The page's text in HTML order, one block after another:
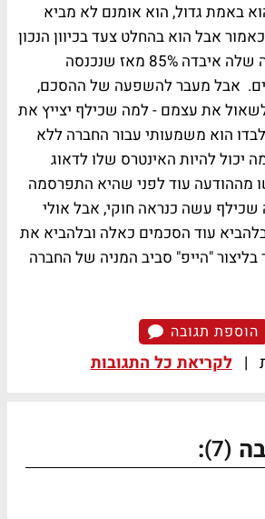
באמת גדול, הוא אומנם לא מביא
אבל הוא בהחלט צעד בכיוון הנכון
עבור החברה שהמניה שלה איבדה 85% מאז שנכנסה
לפני 3 שנים. אבל מעבר להשפעה של ההסכם,
את עצמם - למה שכילף יצייץ את
הוא משמעותי עבור החברה ללא
יכול להיות האינטרס שלו לדאוג
מההודעה עוד לפני שהיא התפרסמה
שכילף עשה כנראה חוקי, אבל אולי
עוד הסכמים כאלה ובלהביא את
"הייפ" סביב המניה של החברה
הוספת תגובה
| לקריאת כל התגובות
(7)
: